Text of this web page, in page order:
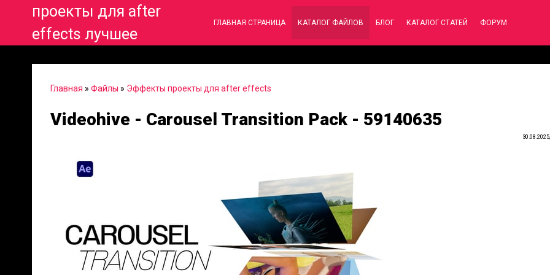
проекты для after
effects лучшее
ГЛАВНАЯ СТРАНИЦА КАТАЛОГ ФАЙЛОВ БЛОГ КАТАЛОГ СТАТЕЙ ФОРУМ
Главная » Файлы » Эффекты проекты для after effects
Videohive - Carousel Transition Pack - 59140635